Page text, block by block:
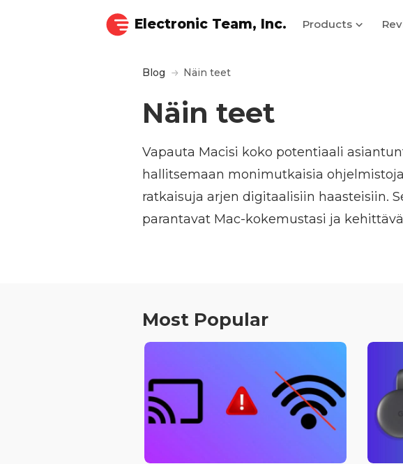
Electronic Team, Inc. Products
Blog Näin teet
Näin teet
Vapauta Macisi koko potentiaali
hallitsemaan monimutkaisia
ratkaisuja arjen digitaalisiin haasteisiin.
parantavat Mac-kokemustasi ja
Most Popular